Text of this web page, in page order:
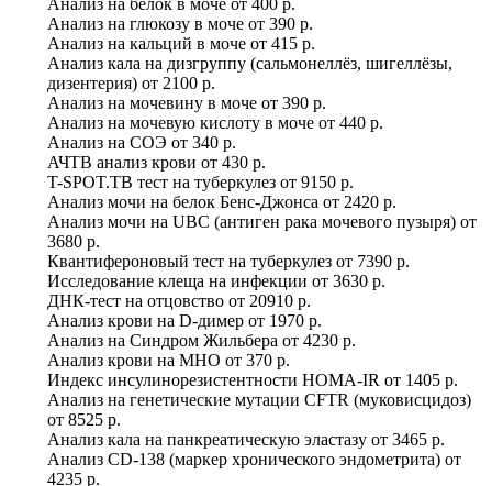
Анализ на глюкозу в моче от 390 р.
Анализ на кальций в моче от 415 р.
Анализ кала на дизгруппу (сальмонеллёз, шигеллёзы,
дизентерия) от 2100 р.
Анализ на мочевину в моче от 390 р.
Анализ на мочевую кислоту в моче от 440 р.
Анализ на СОЭ от 340 р.
АЧТВ анализ крови от 430 р.
T-SPOT.TB тест на туберкулез от 9150 р.
Анализ мочи на белок Бенс-Джонса от 2420 р.
Анализ мочи на UBC (антиген рака мочевого пузыря) от
3680 р.
Квантифероновый тест на туберкулез от 7390 р.
Исследование клеща на инфекции от 3630 р.
ДНК-тест на отцовство от 20910 р.
Анализ крови на D-димер от 1970 р.
Анализ на Синдром Жильбера от 4230 р.
Анализ крови на МНО от 370 р.
Индекс инсулинорезистентности HOMA-IR от 1405 р.
Анализ на генетические мутации CFTR (муковисцидоз)
от 8525 р.
Анализ кала на панкреатическую эластазу от 3465 р.
Анализ CD-138 (маркер хронического эндометрита) от
4235 р.